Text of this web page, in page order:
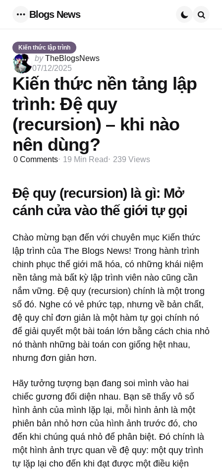
Blogs News
Kiến thức lập trình
Posted
by
by TheBlogsNews
07/12/2025
Kiến thức nền tảng lập
trình: Đệ quy
(recursion) – khi nào
nên dùng?
0 Comments 19 Min Read 239 Views
Đệ quy (recursion) là gì: Mở
cánh cửa vào thế giới tự gọi
Chào mừng bạn đến với chuyên mục Kiến thức
lập trình của The Blogs News! Trong hành trình
chinh phục thế giới mã hóa, có những khái niệm
nền tảng mà bất kỳ lập trình viên nào cũng cần
nắm vững. Đệ quy (recursion) chính là một trong
số đó. Nghe có vẻ phức tạp, nhưng về bản chất,
đệ quy chỉ đơn giản là một hàm tự gọi chính nó
để giải quyết một bài toán lớn bằng cách chia nhỏ
nó thành những bài toán con giống hệt nhau,
nhưng đơn giản hơn.
Hãy tưởng tượng bạn đang soi mình vào hai
chiếc gương đối diện nhau. Bạn sẽ thấy vô số
hình ảnh của mình lặp lại, mỗi hình ảnh là một
phiên bản nhỏ hơn của hình ảnh trước đó, cho
đến khi chúng quá nhỏ để phân biệt. Đó chính là
một hình ảnh trực quan về đệ quy: một quy trình
tự lặp lại cho đến khi đạt được một điều kiện